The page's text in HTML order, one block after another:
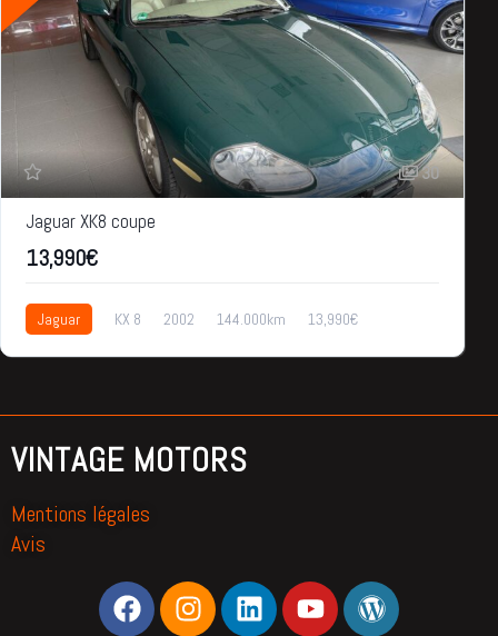
30
Jaguar XK8 coupe
13,990€
Jaguar KX 8 2002 144.000km 13,990€
VINTAGE MOTORS
Mentions légales
Avis